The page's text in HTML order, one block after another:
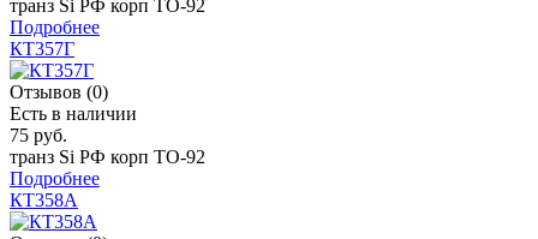
транз Si РФ корп TO-92
Подробнее
КТ357Г
Отзывов (0)
Есть в наличии
75 руб.
транз Si РФ корп TO-92
Подробнее
КТ358А